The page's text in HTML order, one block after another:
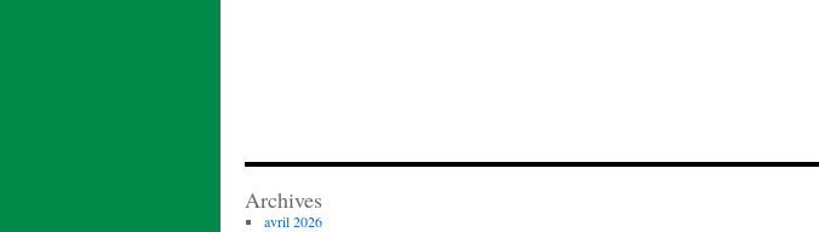
Archives
avril 2026